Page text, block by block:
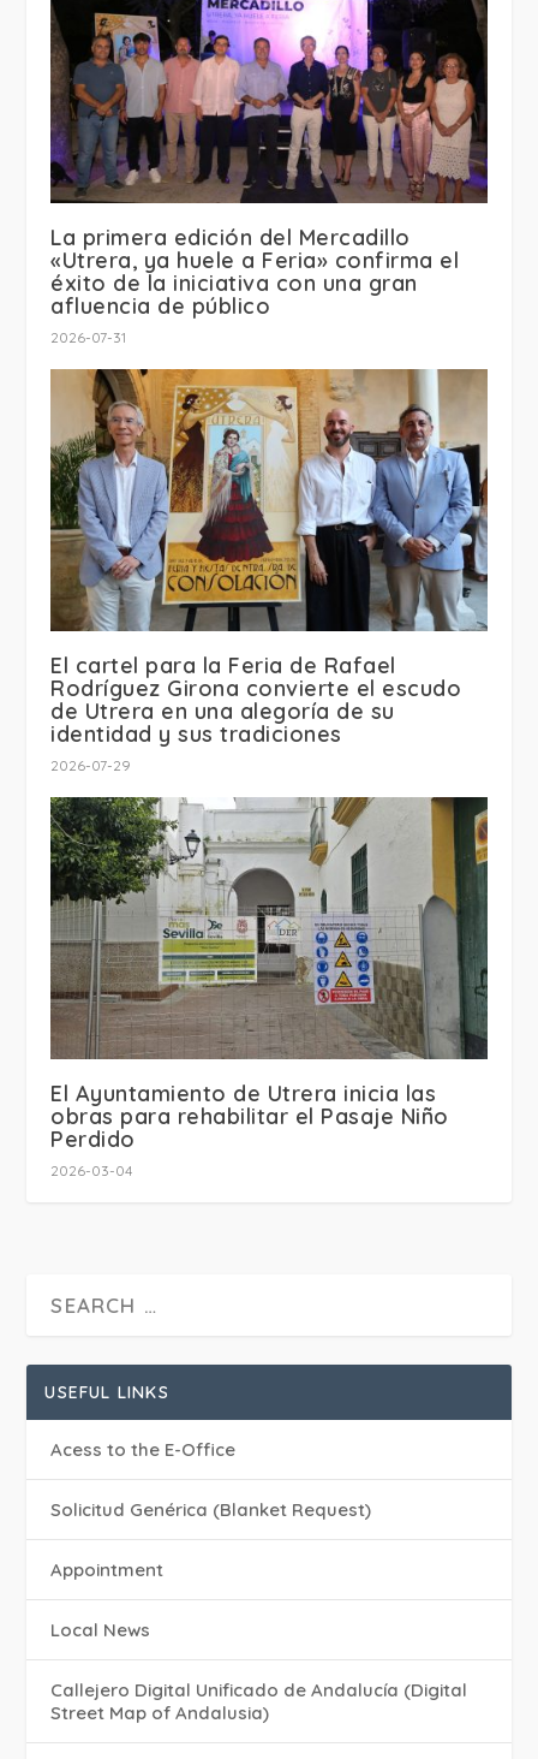
La primera edición del Mercadillo
«Utrera, ya huele a Feria» confirma el
éxito de la iniciativa con una gran
afluencia de público
2026-07-31
El cartel para la Feria de Rafael
Rodríguez Girona convierte el escudo
de Utrera en una alegoría de su
identidad y sus tradiciones
2026-07-29
El Ayuntamiento de Utrera inicia las
obras para rehabilitar el Pasaje Niño
Perdido
2026-03-04
USEFUL LINKS
Acess to the E-Office
Solicitud Genérica (Blanket Request)
Appointment
Local News
Callejero Digital Unificado de Andalucía (Digital
Street Map of Andalusia)